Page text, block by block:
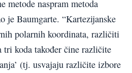
metode naspram metoda
je Baumgarte. “Kartezijanske
polarnih koordinata, različiti
koda također čine različite
(tj. usvajaju različite izbore